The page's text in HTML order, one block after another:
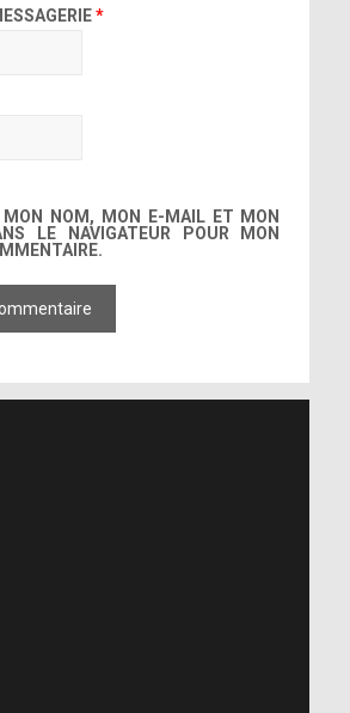
*
MON NOM, MON E-MAIL ET MON
LE NAVIGATEUR POUR MON